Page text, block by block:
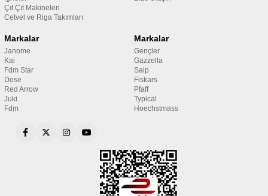
Çıt Çıt Makineleri
Cetvel ve Riga Takımları
Markalar
Janome
Kai
Fdm Star
Dose
Red Arrow
Juki
Fdm
Markalar
Gençler
Gazzella
Saip
Fiskars
Pfaff
Typical
Hoechstmass